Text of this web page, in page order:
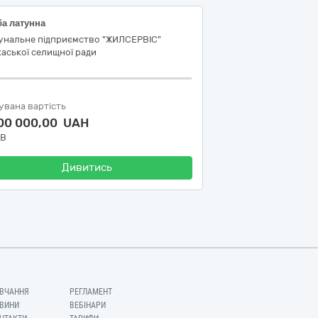
латунна
підприємство "ЖИЛСЕРВІС"
селищної ради
вартість
000,00 UAH
Дивитись
РЕГЛАМЕНТ
ВЕБІНАРИ